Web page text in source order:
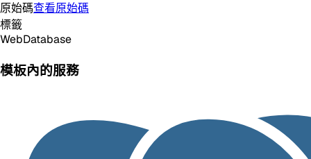
原始碼查看原始碼
標籤
WebDatabase
模板內的服務